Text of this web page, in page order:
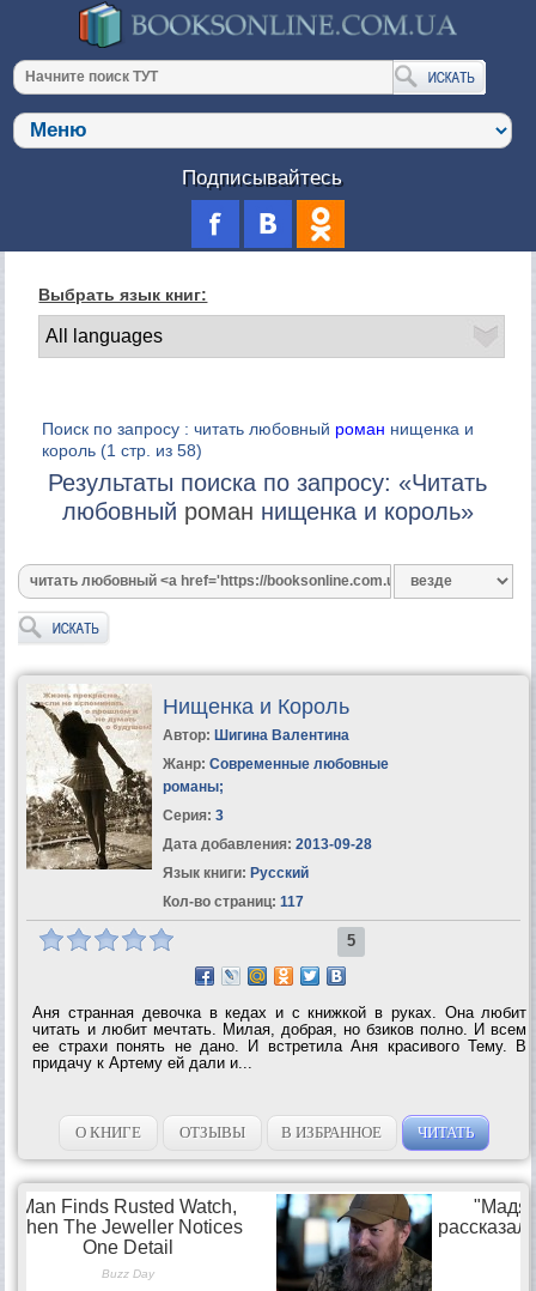
Подписывайтесь
Выбрать язык книг:
Поиск по запросу : читать любовный роман нищенка и
король (1 стр. из 58)
Результаты поиска по запросу: «Читать
любовный роман нищенка и король»
Нищенка и Король
Автор: Шигина Валентина
Жанр: Современные любовные
романы;
Серия: 3
Дата добавления: 2013-09-28
Язык книги: Русский
Кол-во страниц: 117
5
Аня странная девочка в кедах и с книжкой в руках. Она любит
читать и любит мечтать. Милая, добрая, но бзиков полно. И всем
ее страхи понять не дано. И встретила Аня красивого Тему. В
придачу к Артему ей дали и...
О КНИГЕ ОТЗЫВЫ В ИЗБРАННОЕ ЧИТАТЬ